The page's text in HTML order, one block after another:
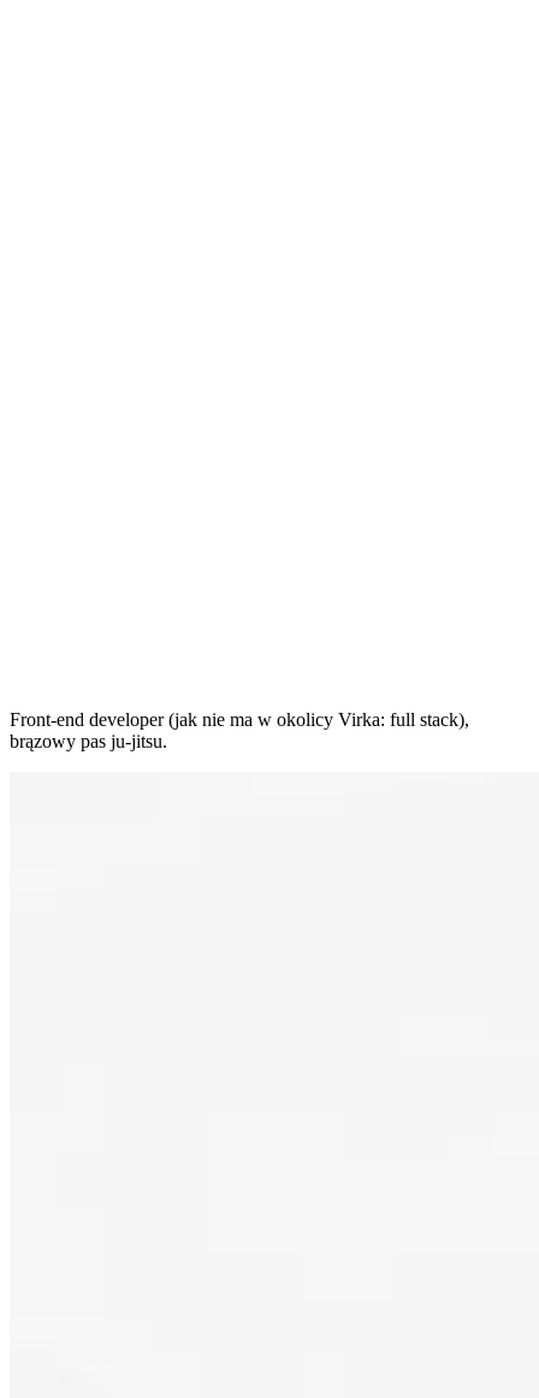
Front-end developer (jak nie ma w okolicy Virka: full stack),
brązowy pas ju-jitsu.